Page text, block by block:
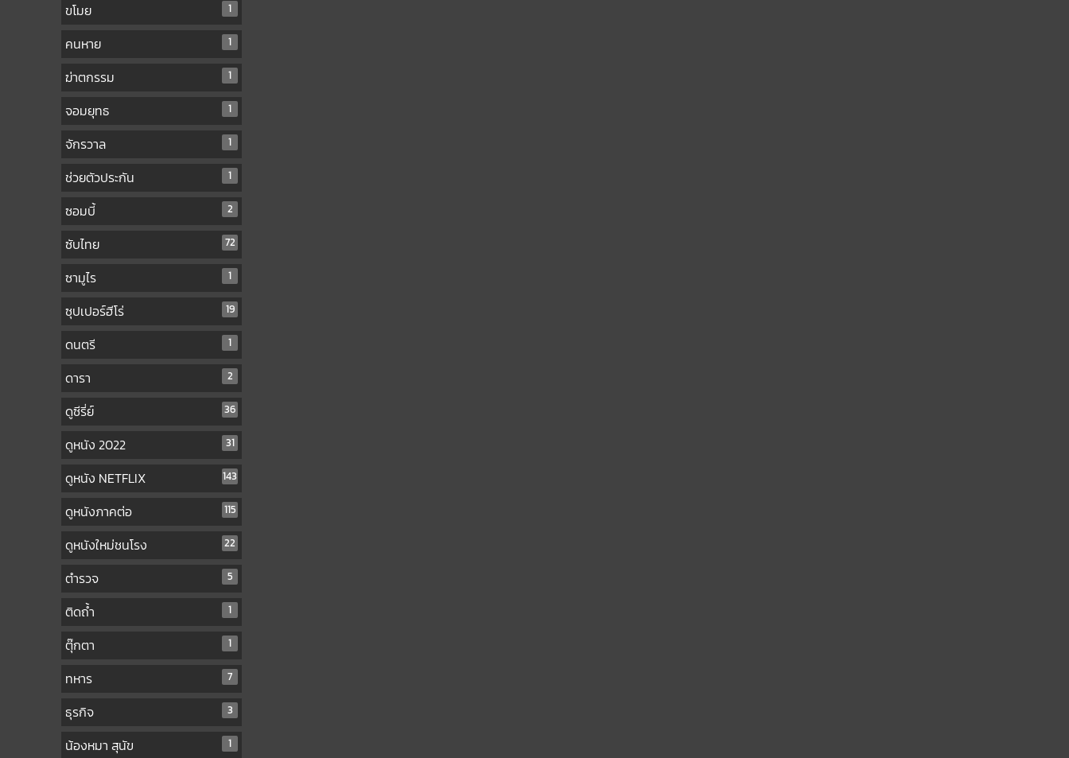
ขโมย 1
คนหาย 1
ฆ่าตกรรม 1
จอมยุทธ 1
จักรวาล 1
ช่วยตัวประกัน 1
ซอมบี้ 2
ซับไทย 72
ซามูไร 1
ซุปเปอร์ฮีโร่ 19
ดนตรี 1
ดารา 2
ดูซีรี่ย์ 36
ดูหนัง 2022 31
ดูหนัง NETFLIX 143
ดูหนังภาคต่อ 115
ดูหนังใหม่ชนโรง 22
ตำรวจ 5
ติดถ้ำ 1
ตุ๊กตา 1
ทหาร 7
ธุรกิจ 3
น้องหมา สุนัข 1